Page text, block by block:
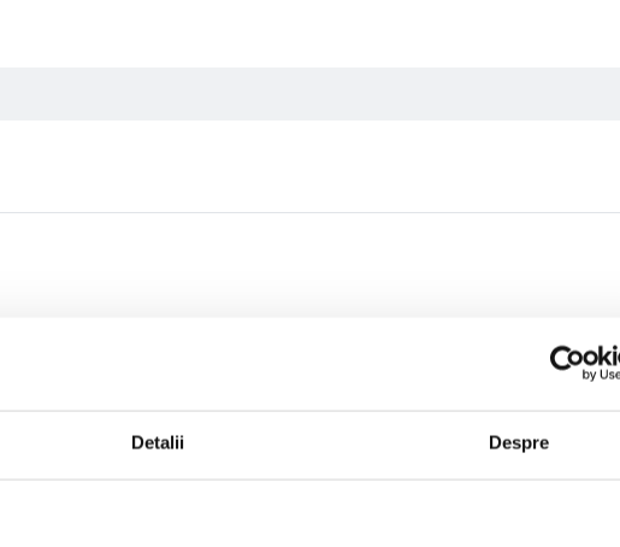
Detalii Despre